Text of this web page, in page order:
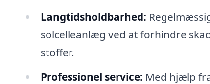
Langtidsholdbarhed:
solcelleanlæg ved at forhindre
stoffer.
Professionel service: Med hjælp